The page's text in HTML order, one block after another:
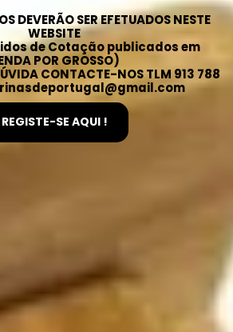
DEVERÃO SER EFETUADOS NESTE
WEBSITE
de Cotação publicados em
POR GROSSO)
CONTACTE-NOS TLM 913 788
REGISTE-SE AQUI !